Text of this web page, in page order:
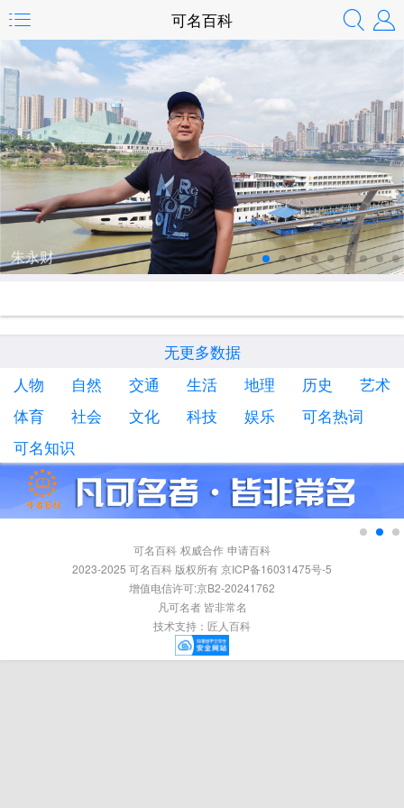
可名百科
朱永财
无更多数据
人物
自然 交通 生活 地理 历史
艺术
体育
社会 文化 科技 娱乐
可名热词
可名知识
可名百科 权威合作 申请百科
2023-2025 可名百科 版权所有 京ICP备16031475号-5
增值电信许可:京B2-20241762
凡可名者 皆非常名
技术支持： 匠人百科